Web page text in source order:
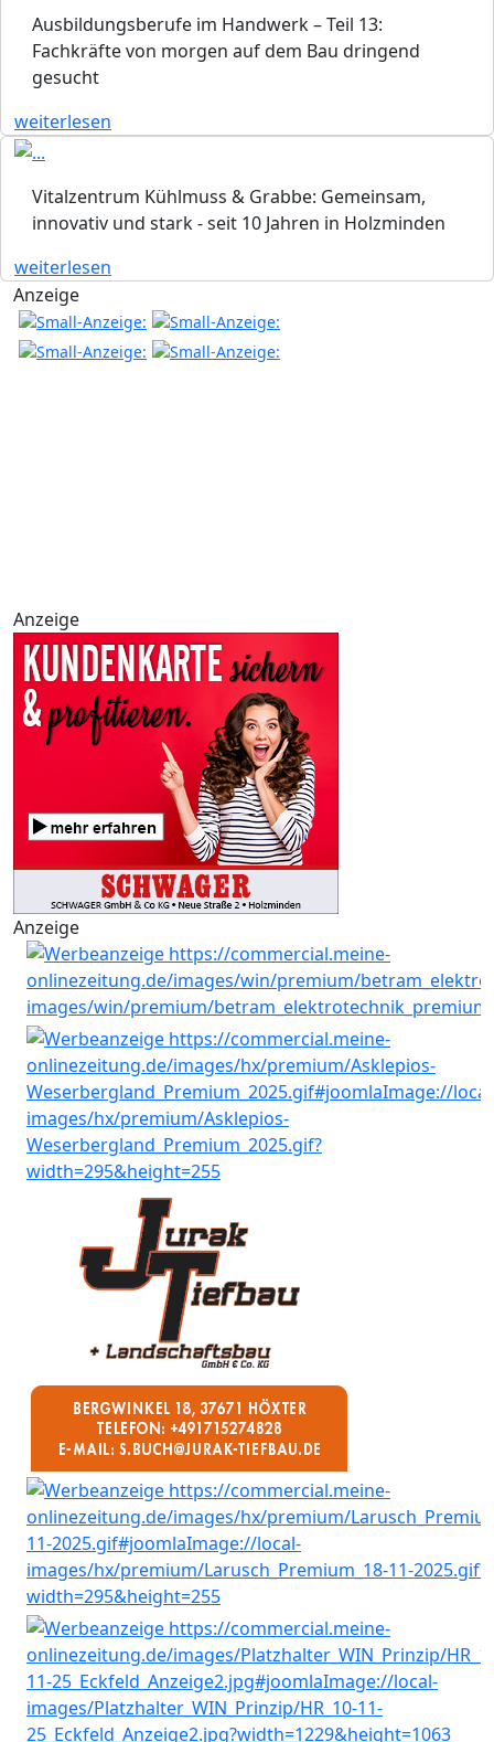
Ausbildungsberufe im Handwerk – Teil 13:
Fachkräfte von morgen auf dem Bau dringend
gesucht
weiterlesen
Vitalzentrum Kühlmuss & Grabbe: Gemeinsam,
innovativ und stark - seit 10 Jahren in Holzminden
weiterlesen
Anzeige
Anzeige
Anzeige